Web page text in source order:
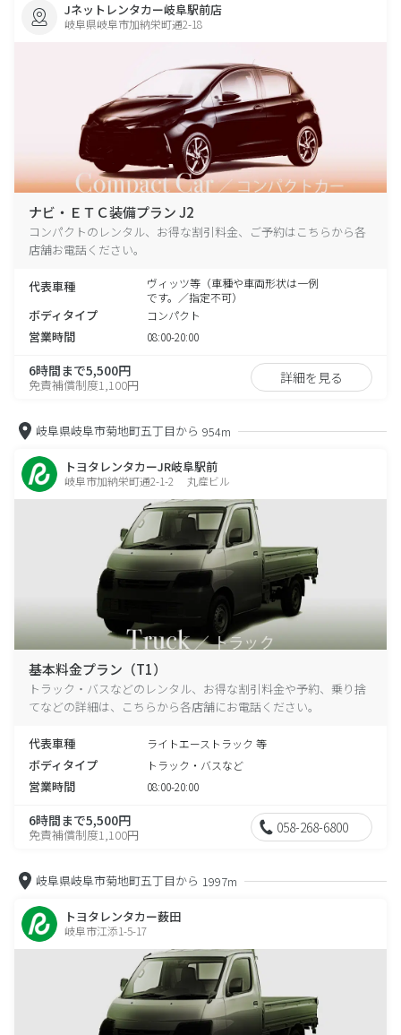
Jネットレンタカー岐阜駅前店
岐阜県岐阜市加納栄町通2-18
ナビ・ＥＴＣ装備プラン J2
コンパクトのレンタル、お得な割引料金、ご予約はこちらから各
店舗お電話ください。
代表車種
ヴィッツ等（車種や車両形状は一例
です。／指定不可）
ボディタイプ コンパクト
営業時間 08:00-20:00
6時間まで5,500円
免責補償制度1,100円 詳細を見る
岐阜県岐阜市菊地町五丁目から 954m
トヨタレンタカーJR岐阜駅前
岐阜市加納栄町通2-1-2 丸産ビル
基本料金プラン（T1）
トラック・バスなどのレンタル、お得な割引料金や予約、乗り捨
てなどの詳細は、こちらから各店舗にお電話ください。
代表車種 ライトエーストラック 等
ボディタイプ トラック・バスなど
営業時間 08:00-20:00
6時間まで5,500円
免責補償制度1,100円 058-268-6800
岐阜県岐阜市菊地町五丁目から 1997m
トヨタレンタカー薮田
岐阜市江添1-5-17